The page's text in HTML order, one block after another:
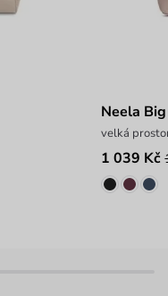
Neela
velká
1 039 Kč